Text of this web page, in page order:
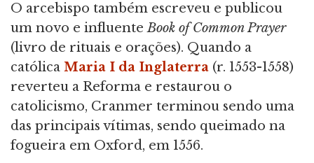
O arcebispo também escreveu e publicou
um novo e influenteBook of Common Prayer
(livro de rituais e orações). Quando a
católica Maria I da Inglaterra (r. 1553-1558)
reverteu a Reforma e restaurou o
catolicismo, Cranmer terminou sendo uma
das principais vítimas, sendo queimado na
fogueira em Oxford, em 1556.